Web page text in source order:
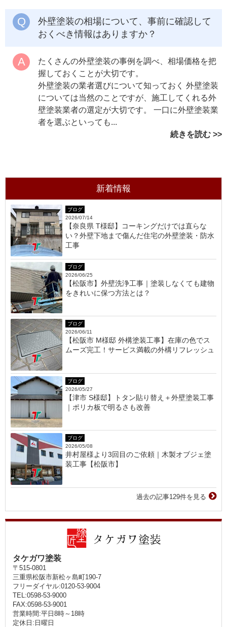
外壁塗装の相場について、事前に確認して
おくべき情報はありますか？
たくさんの外壁塗装の事例を調べ、相場価格を把
握しておくことが大切です。
外壁塗装の業者選びについて知っておく 外壁塗装
については当然のことですが、施工してくれる外
壁塗装業者の選定が大切です。 一口に外壁塗装業
者を選ぶといっても...
続きを読む
新着情報
ブログ
2026/07/14
【奈良県 T様邸】コーキングだけでは直らな
い？外壁下地まで傷んだ住宅の外壁塗装・防水
工事
ブログ
2026/06/25
【松阪市】外壁洗浄工事｜塗装しなくても建物
をきれいに保つ方法とは？
ブログ
2026/06/11
【松阪市 M様邸 外構塗装工事】在庫の色でス
ムーズ完工！サービス満載の外構リフレッシュ
ブログ
2026/05/27
【津市 S様邸】トタン貼り替え＋外壁塗装工事
｜ポリカ板で明るさも改善
ブログ
2026/05/08
井村屋様より3回目のご依頼｜木製オブジェ塗
装工事【松阪市】
過去の記事129件を見る
タケガワ塗装
〒515-0801
三重県松阪市新松ヶ島町190-7
フリーダイヤル:0120-53-9004
TEL:0598-53-9000
FAX:0598-53-9001
営業時間:平日8時～18時
定休日:日曜日